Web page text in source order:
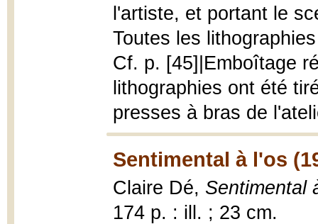
l'artiste, et portant le
Toutes les
Cf. p. [45]|Emboîtage
lithographies ont été
presses à bras de
Sentimental à l'os
Claire Dé, Sentimental
174 p. : ill. ; 23 cm.